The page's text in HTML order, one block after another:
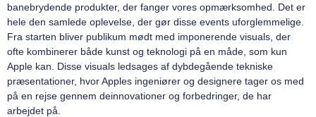
banebrydende produkter, der fanger vores opmærksomhed. Det er
hele den samlede oplevelse, der gør disse events uforglemmelige.
Fra starten bliver publikum mødt med imponerende visuals, der
ofte kombinerer både kunst og teknologi på en måde, som kun
Apple kan. Disse visuals ledsages af dybdegående tekniske
præsentationer, hvor Apples ingeniører og designere tager os med
på en rejse gennem deinnovationer og forbedringer, de har
arbejdet på.